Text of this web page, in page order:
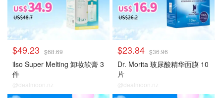
$49.23 $68.69
ilso Super Melting 卸妆软膏 3
件
@dealmoon.nz
$23.84 $36.96
Dr. Morita 玻尿酸精华面膜 10
片
@dealmoon.nz